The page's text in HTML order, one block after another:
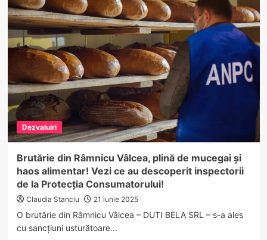
Dezvaluiri
Brutărie din Râmnicu Vâlcea, plină de mucegai și
haos alimentar! Vezi ce au descoperit inspectorii
de la Protecția Consumatorului!
Claudia Stanciu 21 iunie 2025
O brutărie din Râmnicu Vâlcea – DUTI BELA SRL – s-a ales
cu sancțiuni usturătoare...